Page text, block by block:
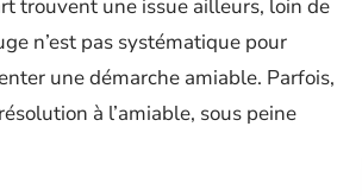
trouvent une issue ailleurs, loin de
n’est pas systématique pour
une démarche amiable. Parfois,
à l’amiable, sous peine